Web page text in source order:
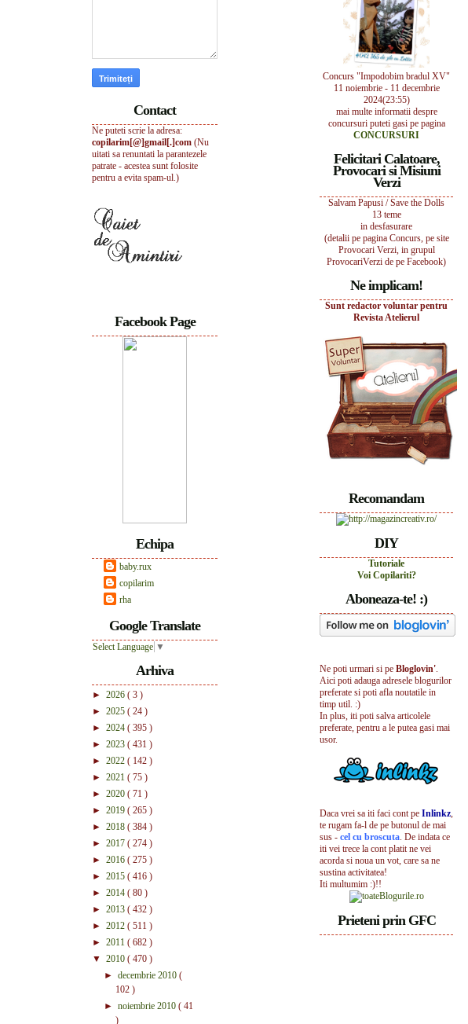
Concurs "Impodobim bradul XV"
11 noiembrie - 11 decembrie
2024(23:55)
mai multe informatii despre
concursuri puteti gasi pe pagina
CONCURSURI
Felicitari Calatoare,
Provocari si Misiuni
Verzi
Salvam Papusi / Save the Dolls
13 teme
in desfasurare
(detalii pe pagina Concurs, pe site
Provocari Verzi, in grupul
ProvocariVerzi de pe Facebook)
Ne implicam!
Sunt redactor voluntar pentru
Revista Atelierul
Recomandam
DIY
Tutoriale
Voi Copilariti?
Aboneaza-te! :)
Ne poti urmari si pe Bloglovin'.
Aici poti adauga adresele blogurilor
preferate si poti afla noutatile in
timp util. :)
In plus, iti poti salva articolele
preferate, pentru a le putea gasi mai
usor.
Daca vrei sa iti faci cont pe Inlinkz,
te rugam fa-l de pe butonul de mai
sus - cel cu broscuta. De indata ce
iti vei trece la cont platit ne vei
acorda si noua un vot, care sa ne
sustina activitatea!
Iti multumim :)!!
Prieteni prin GFC
Contact
Ne puteti scrie la adresa:
copilarim[@]gmail[.]com (Nu
uitati sa renuntati la parantezele
patrate - acestea sunt folosite
pentru a evita spam-ul.)
Facebook Page
Echipa
baby.rux
copilarim
rha
Google Translate
Select Language ▼
Arhiva
► 2026 ( 3 )
► 2025 ( 24 )
► 2024 ( 395 )
► 2023 ( 431 )
► 2022 ( 142 )
► 2021 ( 75 )
► 2020 ( 71 )
► 2019 ( 265 )
► 2018 ( 384 )
► 2017 ( 274 )
► 2016 ( 275 )
► 2015 ( 416 )
► 2014 ( 80 )
► 2013 ( 432 )
► 2012 ( 511 )
► 2011 ( 682 )
▼ 2010 ( 470 )
► decembrie 2010 (
102 )
► noiembrie 2010 ( 41
)